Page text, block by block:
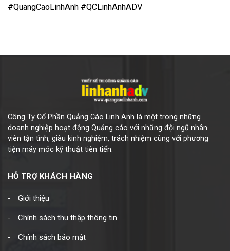
#QuangCaoLinhAnh #QCLinhAnhADV
Công Ty Cổ Phần Quảng Cáo Linh Anh là một trong những
doanh nghiệp hoạt động Quảng cáo với những đội ngũ nhân
viên tận tình, giàu kinh nghiệm, trách nhiệm cùng với phương
tiện máy móc kỹ thuật tiên tiến.
HỖ TRỢ KHÁCH HÀNG
Giới thiệu
Chính sách thu thập thông tin
Chính sách bảo mật